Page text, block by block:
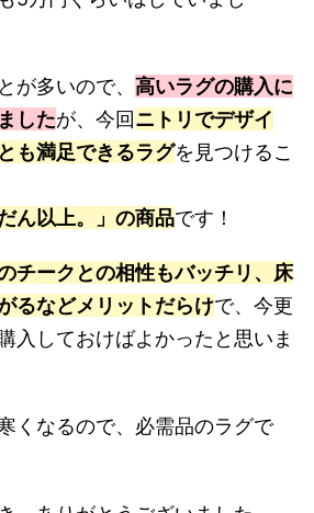
が多いので、 高いラグの購入に
したが、今回ニトリでデザイ
も満足できるラグを見つけるこ
ん以上。」の商品です！
チークとの相性もバッチリ、床
るなどメリットだらけで、今更
入しておけばよかったと思いま
くなるので、必需品のラグで